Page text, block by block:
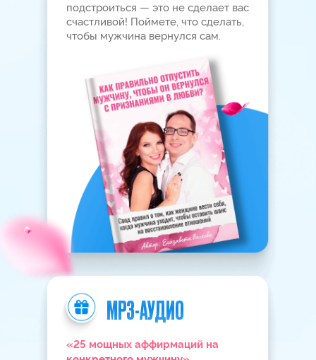
Автор уникальной методики
из 12 шагов по обретению
личного счастья для женщин.
Дипломированный специалист с
высшим образованием